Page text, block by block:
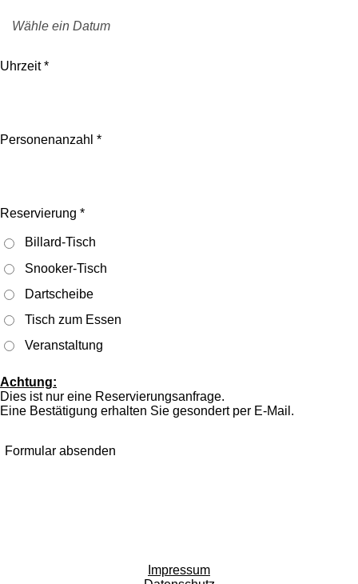
Uhrzeit *
Personenanzahl *
Reservierung *
Billard-Tisch
Snooker-Tisch
Dartscheibe
Tisch zum Essen
Veranstaltung
Achtung:
Dies ist nur eine Reservierungsanfrage.
Eine Bestätigung erhalten Sie gesondert per E-Mail.
Formular absenden
Impressum